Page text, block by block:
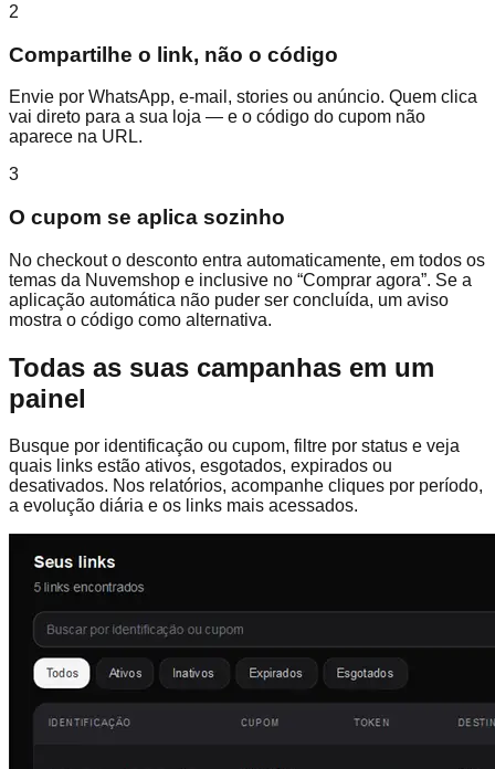
2
Compartilhe o link, não o código
Envie por WhatsApp, e-mail, stories ou anúncio. Quem clica
vai direto para a sua loja — e o código do cupom não
aparece na URL.
3
O cupom se aplica sozinho
No checkout o desconto entra automaticamente, em todos os
temas da Nuvemshop e inclusive no “Comprar agora”. Se a
aplicação automática não puder ser concluída, um aviso
mostra o código como alternativa.
Todas as suas campanhas em um
painel
Busque por identificação ou cupom, filtre por status e veja
quais links estão ativos, esgotados, expirados ou
desativados. Nos relatórios, acompanhe cliques por período,
a evolução diária e os links mais acessados.